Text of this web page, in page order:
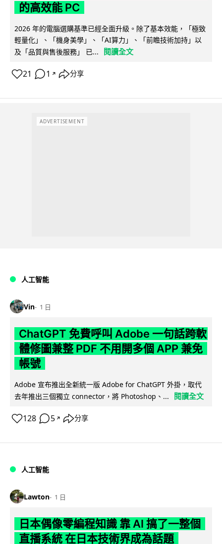
的高效能 PC
2026 年的電腦選購基準已經全面升級。除了基本效能，「極致
輕量化」、「機身美學」、「AI算力」、「前瞻技術加持」以
及「品質與售後服務」 已...
閱讀全文
21 1 ↗ 分享
ADVERTISEMENT
人工智能
Vin 1 日
ChatGPT 免費呼叫 Adobe 一句話跨軟
體修圖兼整 PDF 不用開多個 APP 兼免
帳號
Adobe 宣布推出全新統一版 Adobe for ChatGPT 外掛，取代
去年推出三個獨立 connector，將 Photoshop、...
閱讀全文
128 5 ↗ 分享
人工智能
Lawton 1 日
日本偶像零編程知識 靠 AI 搞了一整個
直播系統 在日本技術界成為話題